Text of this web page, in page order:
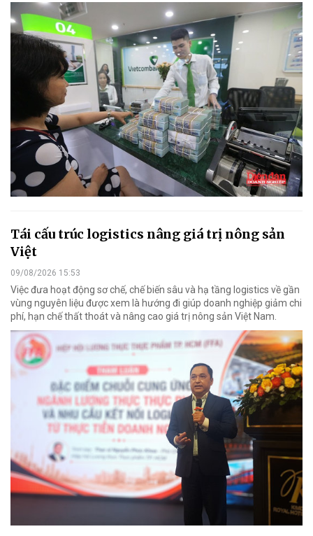
Tái cấu trúc logistics nâng giá trị nông sản
Việt
09/08/2026 15:53
Việc đưa hoạt động sơ chế, chế biến sâu và hạ tầng logistics về gần
vùng nguyên liệu được xem là hướng đi giúp doanh nghiệp giảm chi
phí, hạn chế thất thoát và nâng cao giá trị nông sản Việt Nam.